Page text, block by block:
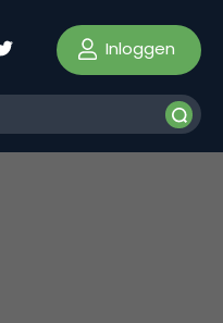
Inloggen